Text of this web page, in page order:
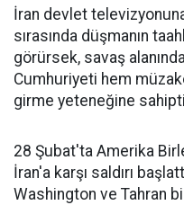
İran devlet
sırasında düşmanın
görürsek, savaş
Cumhuriyeti hem
girme yeteneğine
28 Şubat'ta Amerika
İran'a karşı saldırı
Washington ve Tahran